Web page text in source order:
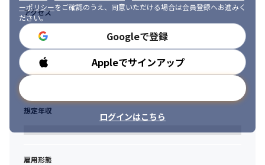
ーポリシーをご確認のうえ、同意いただける場合は会員登録へお進みく
ださい。
Googleで登録
Appleでサインアップ
ログインはこちら
アクセス
勤務時間
想定年収
雇用形態